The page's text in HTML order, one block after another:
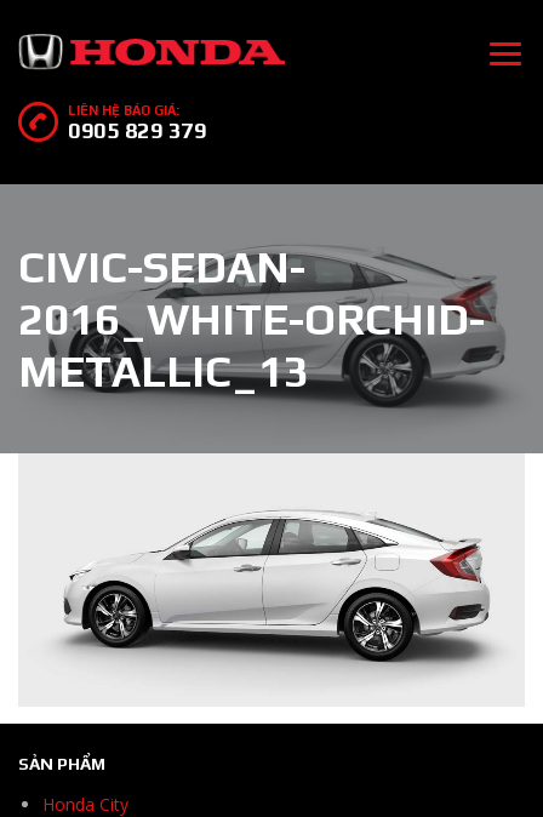
LIÊN HỆ BÁO GIÁ:
0905 829 379
CIVIC-SEDAN-
2016_WHITE-ORCHID-
METALLIC_13
SẢN PHẨM
Honda City